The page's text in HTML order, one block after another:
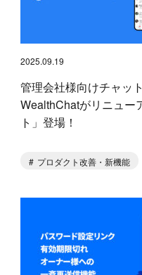
2025.09.19
管理会社様向けチャッ
WealthChatがリニュー
ト」登場！
プロダクト改善・新機能